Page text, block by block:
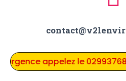
appelez le 0299376805 »